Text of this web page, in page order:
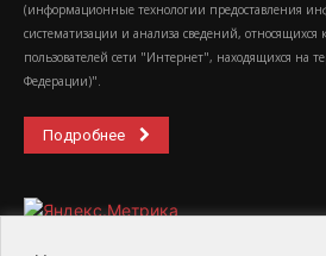
(информационные технологии предоставления
систематизации и анализа сведений,
пользователей сети "Интернет", находящихся на
Федерации)".
Подробнее